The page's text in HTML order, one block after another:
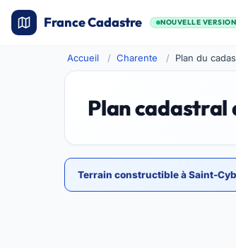
France Cadastre NOUVELLE VERSION
Accueil Charente Plan du
Plan cadastral
Terrain constructible à Saint-